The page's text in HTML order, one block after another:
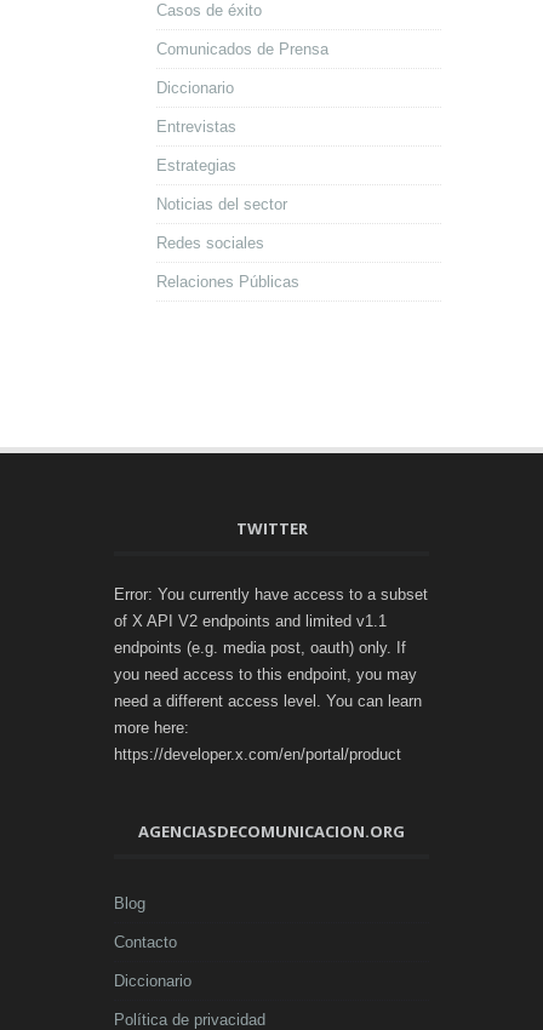
Casos de éxito
Comunicados de Prensa
Diccionario
Entrevistas
Estrategias
Noticias del sector
Redes sociales
Relaciones Públicas
TWITTER
Error: You currently have access to a subset
of X API V2 endpoints and limited v1.1
endpoints (e.g. media post, oauth) only. If
you need access to this endpoint, you may
need a different access level. You can learn
more here:
https://developer.x.com/en/portal/product
AGENCIASDECOMUNICACION.ORG
Blog
Contacto
Diccionario
Política de privacidad